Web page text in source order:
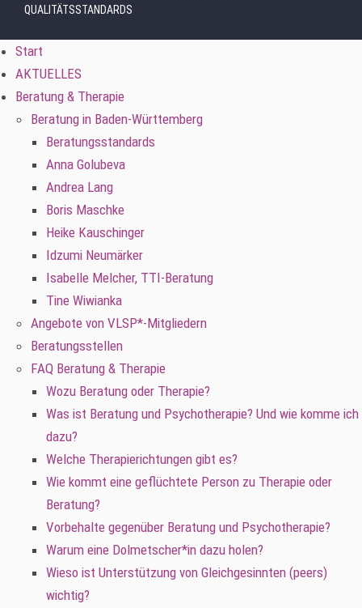
QUALITÄTSSTANDARDS
Start
AKTUELLES
Beratung & Therapie
Beratung in Baden-Württemberg
Beratungsstandards
Anna Golubeva
Andrea Lang
Boris Maschke
Heike Kauschinger
Idzumi Neumärker
Isabelle Melcher, TTI-Beratung
Tine Wiwianka
Angebote von VLSP*-Mitgliedern
Beratungsstellen
FAQ Beratung & Therapie
Wozu Beratung oder Therapie?
Was ist Beratung und Psychotherapie? Und wie komme ich
dazu?
Welche Therapierichtungen gibt es?
Wie kommt eine geflüchtete Person zu Therapie oder
Beratung?
Vorbehalte gegenüber Beratung und Psychotherapie?
Warum eine Dolmetscher*in dazu holen?
Wieso ist Unterstützung von Gleichgesinnten (peers)
wichtig?